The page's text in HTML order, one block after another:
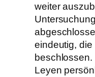
weiter
eindeutig, die
Leyen